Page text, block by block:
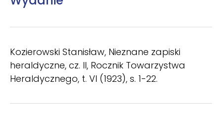
Kozierowski Stanisław, Nieznane zapiski
heraldyczne, cz. II, Rocznik Towarzystwa
Heraldycznego, t. VI (1923), s. 1-22.